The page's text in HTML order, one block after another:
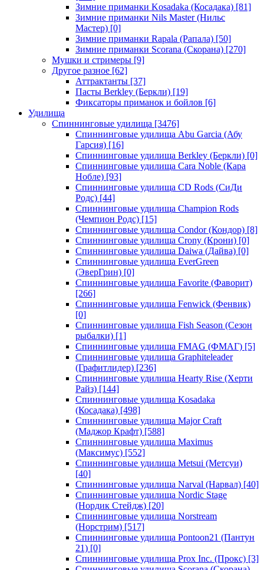
Зимние приманки Kosadaka (Косадака) [81]
Зимние приманки Nils Master (Нильс
Мастер) [0]
Зимние приманки Rapala (Рапала) [50]
Зимние приманки Scorana (Скорана) [270]
Мушки и стримеры [9]
Другое разное [62]
Аттрактанты [37]
Пасты Berkley (Беркли) [19]
Фиксаторы приманок и бойлов [6]
Удилища
Спиннинговые удилища [3476]
Спиннинговые удилища Abu Garcia (Абу
Гарсия) [16]
Спиннинговые удилища Berkley (Беркли) [0]
Спиннинговые удилища Cara Noble (Кара
Нобле) [93]
Спиннинговые удилища CD Rods (СиДи
Родс) [44]
Спиннинговые удилища Champion Rods
(Чемпион Родс) [15]
Спиннинговые удилища Condor (Кондор) [8]
Спиннинговые удилища Crony (Крони) [0]
Спиннинговые удилища Daiwa (Дайва) [0]
Спиннинговые удилища EverGreen
(ЭверГрин) [0]
Спиннинговые удилища Favorite (Фаворит)
[266]
Спиннинговые удилища Fenwick (Фенвик)
[0]
Спиннинговые удилища Fish Season (Сезон
рыбалки) [1]
Спиннинговые удилища FMAG (ФМАГ) [5]
Спиннинговые удилища Graphiteleader
(Графитлидер) [236]
Спиннинговые удилища Hearty Rise (Херти
Райз) [144]
Спиннинговые удилища Kosadaka
(Косадака) [498]
Спиннинговые удилища Major Craft
(Маджор Крафт) [588]
Спиннинговые удилища Maximus
(Максимус) [552]
Спиннинговые удилища Metsui (Метсуи)
[40]
Спиннинговые удилища Narval (Нарвал) [40]
Спиннинговые удилища Nordic Stage
(Нордик Стейдж) [20]
Спиннинговые удилища Norstream
(Норстрим) [517]
Спиннинговые удилища Pontoon21 (Пантун
21) [0]
Спиннинговые удилища Prox Inc. (Прокс) [3]